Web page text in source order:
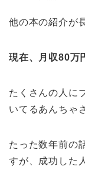
他の本の紹介が
現在、月収80万
たくさんの人に
いてるあんちゃ
たった数年前の
すが、成功した